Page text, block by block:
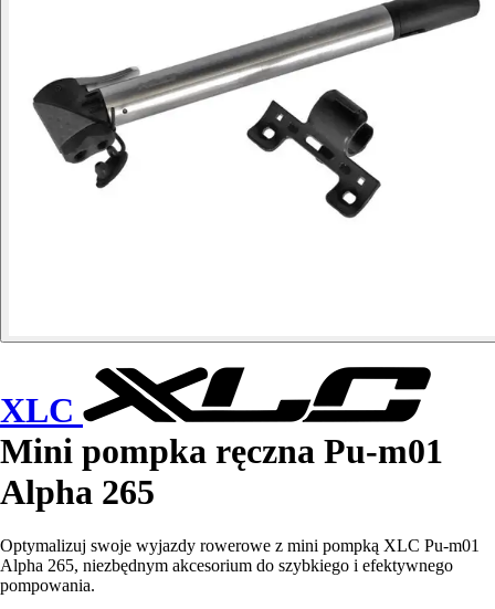
XLC
Mini pompka ręczna Pu-m01
Alpha 265
Optymalizuj swoje wyjazdy rowerowe z mini pompką XLC Pu-m01
Alpha 265, niezbędnym akcesorium do szybkiego i efektywnego
pompowania.